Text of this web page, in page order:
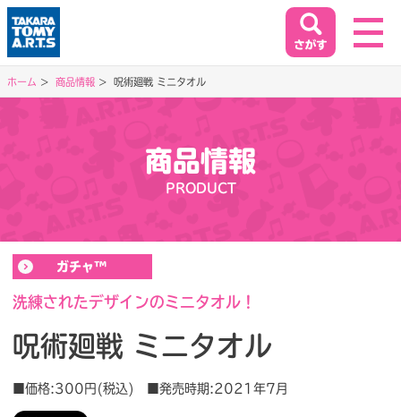
イベント&キャンペーン
EVENT&CAMPAIGN
お客様相談室
閉じる
ホーム 商品情報 呪術廻戦 ミニタオル
商品情報
PRODUCT
ガチャ™
洗練されたデザインのミニタオル！
呪術廻戦 ミニタオル
■価格:300円(税込) ■発売時期:2021年7月